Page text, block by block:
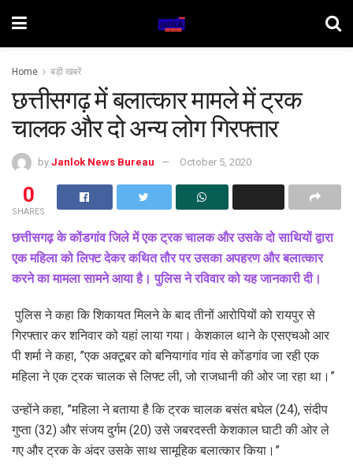
Home बड़ी खबरें
छत्तीसगढ़ में बलात्कार मामले में ट्रक
चालक और दो अन्य लोग गिरफ्तार
by Janlok News Bureau October 5, 2020
0
SHARES
छत्तीसगढ़ के कोंडगांव जिले में एक ट्रक चालक और उसके दो साथियों द्वारा
एक महिला को लिफ्ट देकर कथित तौर पर उसका अपहरण और बलात्कार
करने का मामला सामने आया है। पुलिस ने रविवार को यह जानकारी दी।
पुलिस ने कहा कि शिकायत मिलने के बाद तीनों आरोपियों को रायपुर से
गिरफ्तार कर शनिवार को यहां लाया गया। केशकाल थाने के एसएचओ आर
पी शर्मा ने कहा, ”एक अक्टूबर को बनियागांव गांव से कोंडगांव जा रही एक
महिला ने एक ट्रक चालक से लिफ्ट ली, जो राजधानी की ओर जा रहा था।”
उन्होंने कहा, ”महिला ने बताया है कि ट्रक चालक बसंत बघेल (24), संदीप
गुप्ता (32) और संजय दुर्गम (20) उसे जबरदस्ती केशकाल घाटी की ओर ले
गए और ट्रक के अंदर उसके साथ सामूहिक बलात्कार किया।”